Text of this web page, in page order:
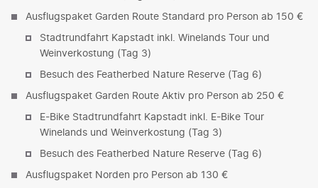
Ausflugspaket Garden Route Standard pro Person ab 150 €
Stadtrundfahrt Kapstadt inkl. Winelands Tour und
Weinverkostung (Tag 3)
Besuch des Featherbed Nature Reserve (Tag 6)
Ausflugspaket Garden Route Aktiv pro Person ab 250 €
E-Bike Stadtrundfahrt Kapstadt inkl. E-Bike Tour
Winelands und Weinverkostung (Tag 3)
Besuch des Featherbed Nature Reserve (Tag 6)
Ausflugspaket Norden pro Person ab 130 €